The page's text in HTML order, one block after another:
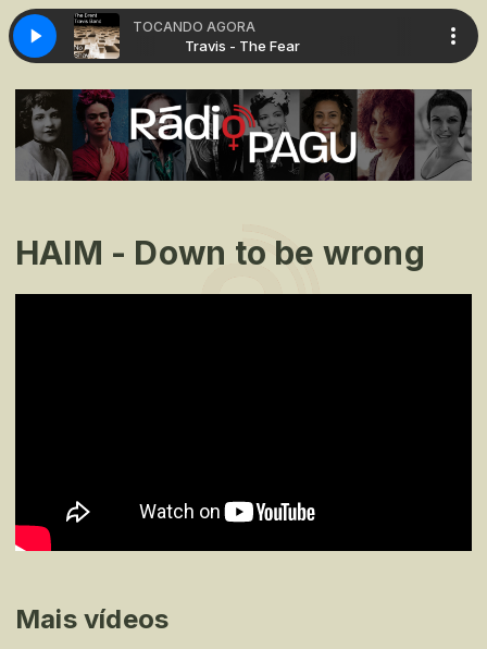
TOCANDO AGORA
Fear Travis - The Fear
HAIM - Down to be wrong
Mais vídeos